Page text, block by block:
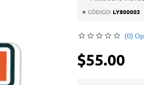
CÓDIGO: LY800003
(0)
$55.00